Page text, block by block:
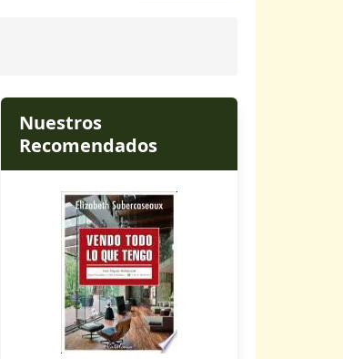
Nuestros
Recomendados